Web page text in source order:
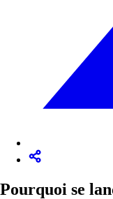
Pourquoi se